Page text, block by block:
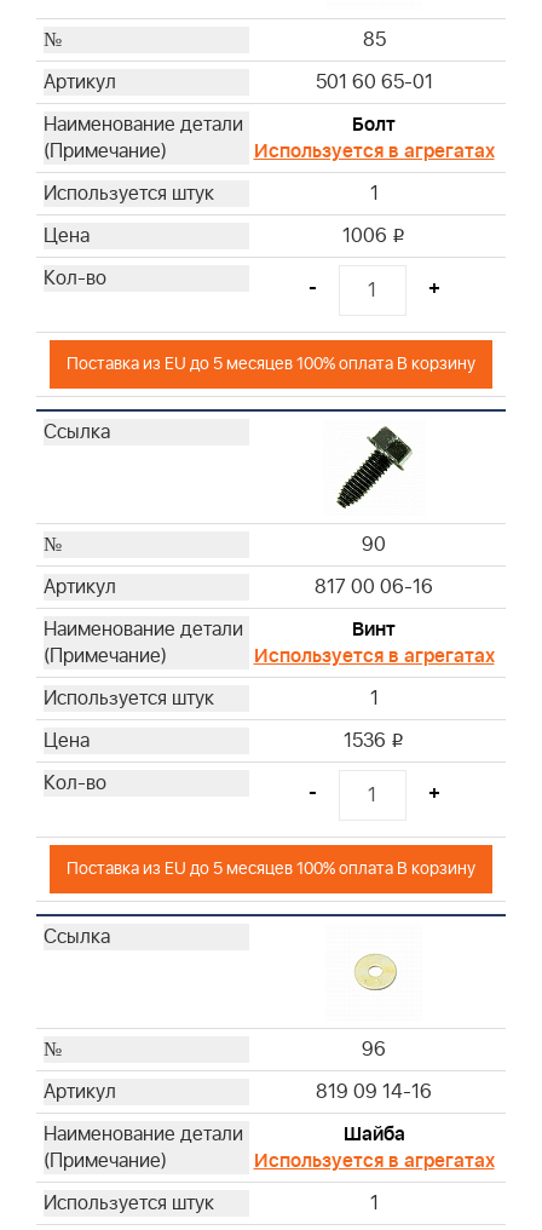
85
501 60 65-01
Болт
Используется в агрегатах
1
1006 i
- +
Поставка из EU до 5 месяцев 100% оплата В корзину
90
817 00 06-16
Винт
Используется в агрегатах
1
1536 i
- +
Поставка из EU до 5 месяцев 100% оплата В корзину
96
819 09 14-16
Шайба
Используется в агрегатах
1